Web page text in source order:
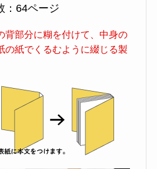
：64ページ
背部分に糊を付けて、中身の
の紙でくるむように綴じる製